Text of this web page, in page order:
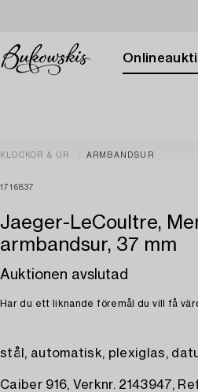
KLOCKOR & UR ARMBANDSUR
1716837
Jaeger-LeCoultre,
armbandsur, 37 mm
Auktionen avslutad
Har du ett liknande föremål du vill få
stål, automatisk, plexiglas,
Caiber 916, Verknr. 2143947,